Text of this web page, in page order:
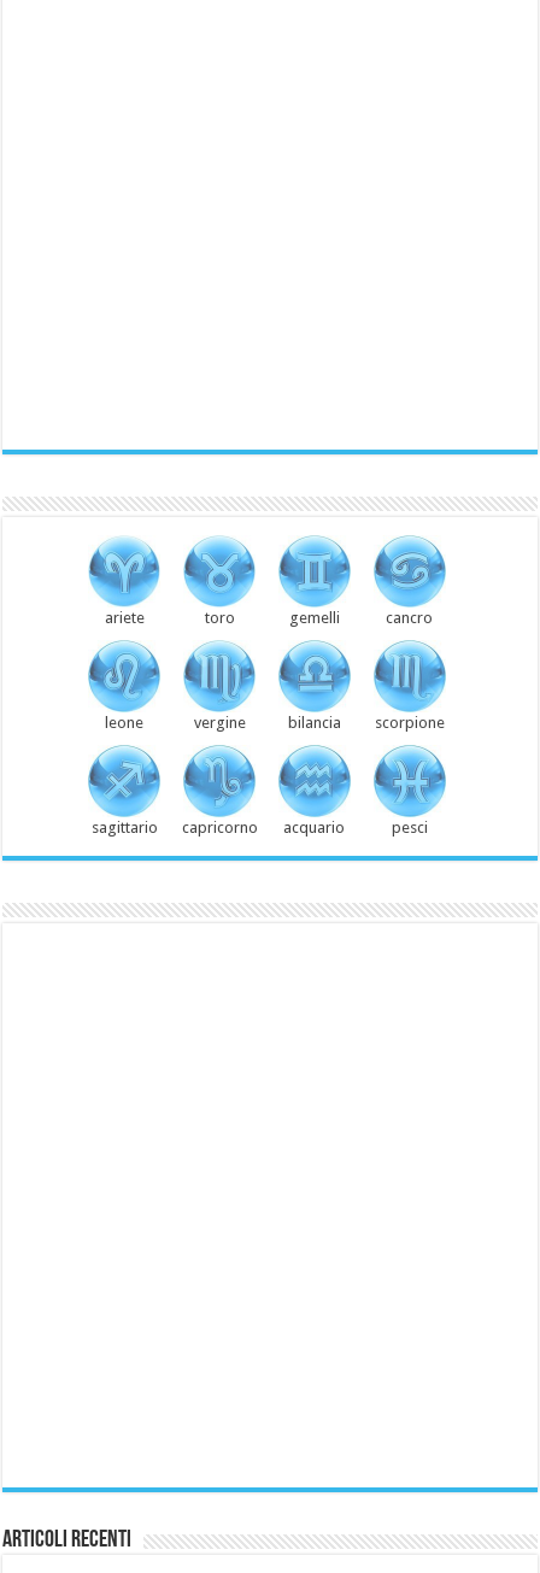
ariete toro gemelli cancro
leone vergine bilancia scorpione
sagittario capricorno acquario pesci
Articoli recenti